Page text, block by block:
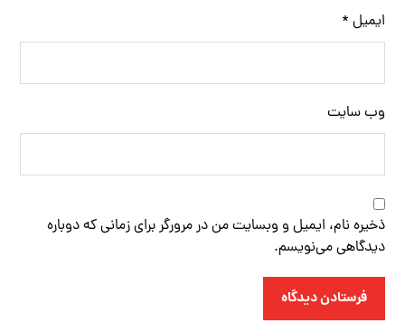
ایمیل *
وب‌ سایت
ذخیره نام، ایمیل و وبسایت من در مرورگر برای زمانی که دوباره
دیدگاهی می‌نویسم.
فرستادن دیدگاه